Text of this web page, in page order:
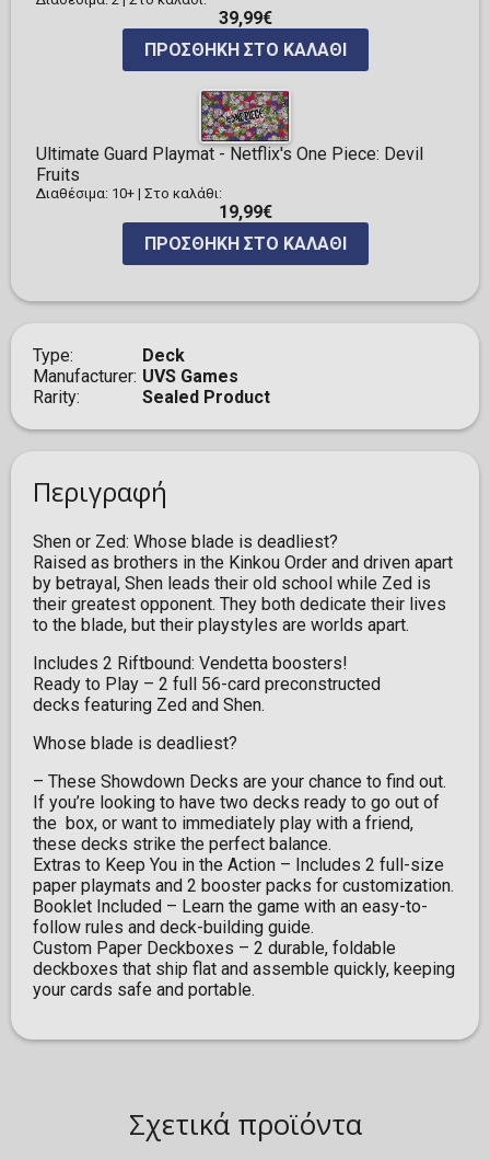
39,99€
ΠΡΟΣΘΉΚΗ ΣΤΟ ΚΑΛΆΘΙ
Ultimate Guard Playmat - Netflix's One Piece: Devil
Fruits
Διαθέσιμα: 10+ | Στο καλάθι:
19,99€
ΠΡΟΣΘΉΚΗ ΣΤΟ ΚΑΛΆΘΙ
Type
Deck
Manufacturer UVS Games
Rarity
Sealed Product
Περιγραφή
Shen or Zed: Whose blade is deadliest?
Raised as brothers in the Kinkou Order and driven apart
by betrayal, Shen leads their old school while Zed is
their greatest opponent. They both dedicate their lives
to the blade, but their playstyles are worlds apart.
Includes 2 Riftbound: Vendetta boosters!
Ready to Play – 2 full 56-card preconstructed
decks featuring Zed and Shen.
Whose blade is deadliest?
– These Showdown Decks are your chance to find out.
If you’re looking to have two decks ready to go out of
the box, or want to immediately play with a friend,
these decks strike the perfect balance.
Extras to Keep You in the Action – Includes 2 full-size
paper playmats and 2 booster packs for customization.
Booklet Included – Learn the game with an easy-to-
follow rules and deck-building guide.
Custom Paper Deckboxes – 2 durable, foldable
deckboxes that ship flat and assemble quickly, keeping
your cards safe and portable.
Σχετικά προϊόντα